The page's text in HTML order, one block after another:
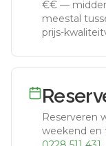
€€ —
meestal
prijs-
Reserveren
weekend en